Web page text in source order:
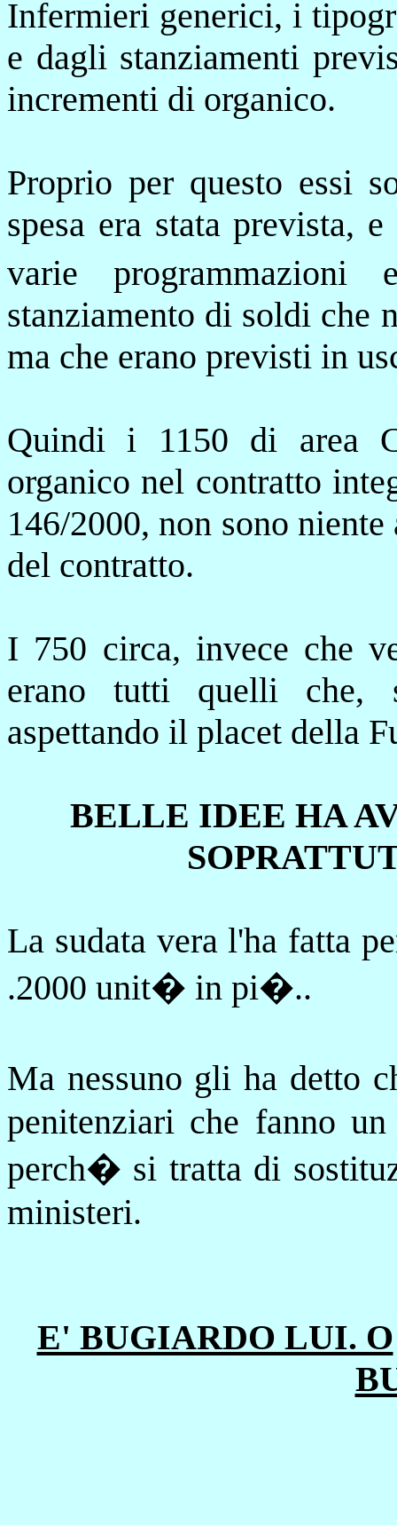
Infermieri generici, i
e dagli stanziamenti
incrementi di organico.
Proprio per questo essi
spesa era stata prevista, e
varie programmazioni
stanziamento di soldi che
ma che erano previsti in
Quindi i 1150 di area
organico nel contratto
146/2000, non sono
del contratto.
I 750 circa, invece che
erano tutti quelli che,
aspettando il placet della
BELLE IDEE HA
La sudata vera l'ha fatta
.2000 unit� in pi�..
Ma nessuno gli ha detto
penitenziari che fanno
perch� si tratta di
ministeri.
E' BUGIARDO LUI. O